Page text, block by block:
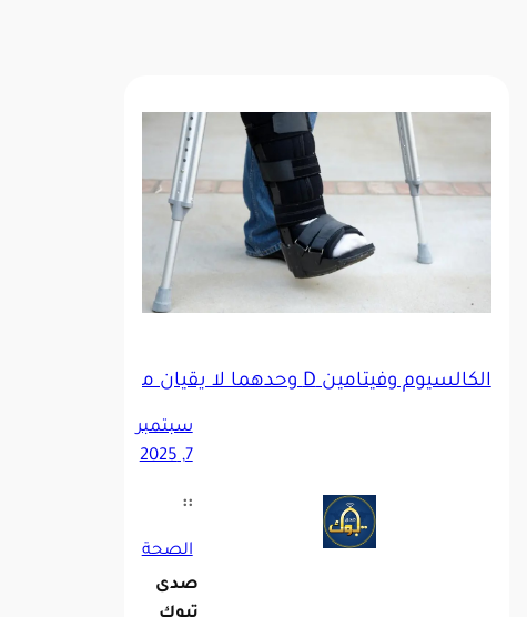
الكالسيوم وفيتامين D وحدهما لا يقيان من الكسور
سبتمبر
7, 2025
::
الصحة
صدى